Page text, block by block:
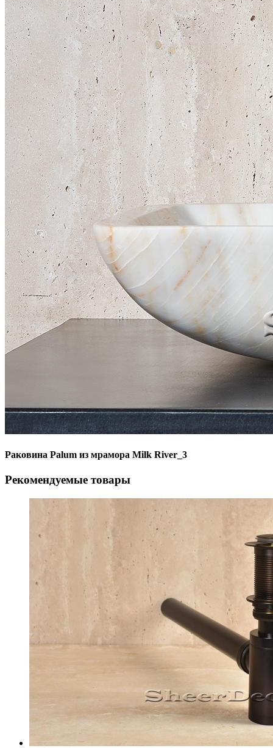
Раковина Palum из мрамора Milk River_3
Рекомендуемые товары